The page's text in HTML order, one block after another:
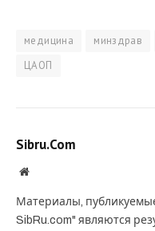
медицина минздрав
ЦАОП
Sibru.Com
Website
Материалы,
SibRu.com" являются